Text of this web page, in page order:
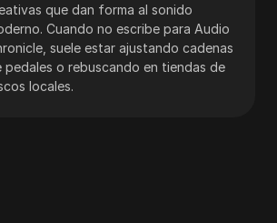
que dan forma al sonido
Cuando no escribe para Audio
suele estar ajustando cadenas
pedales o rebuscando en tiendas de
locales.